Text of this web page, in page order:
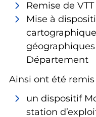
Remise de
Mise à
Département
Ainsi ont été remis
un dispositif
station